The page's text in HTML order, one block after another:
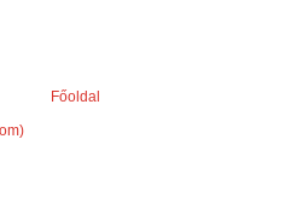
Főoldal